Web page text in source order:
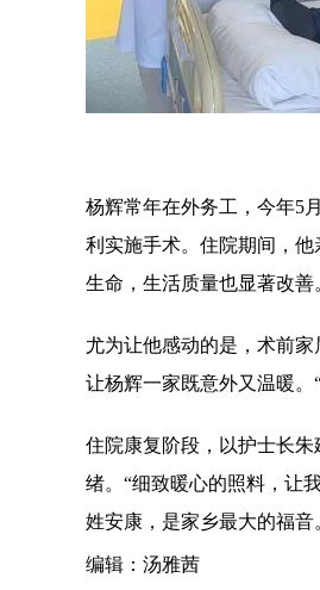
杨辉常年在外务工，今年5
利实施手术。住院期间，
生命，生活质量也显著改善
尤为让他感动的是，术前
让杨辉一家既意外又温暖。
住院康复阶段，以护士长
绪。“细致暖心的照料，让
姓安康，是家乡最大的福音
编辑：汤雅茜